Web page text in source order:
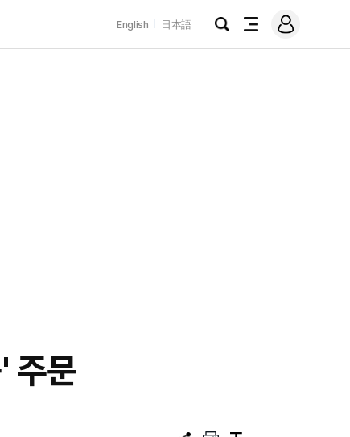
English 日本語
검
전
메
그
주문